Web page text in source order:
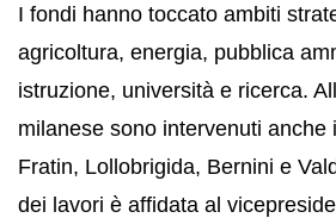
I fondi hanno toccato ambiti
agricoltura, energia, pubblica
istruzione, università e ricerca.
milanese sono intervenuti anche
Fratin, Lollobrigida, Bernini e
dei lavori è affidata al